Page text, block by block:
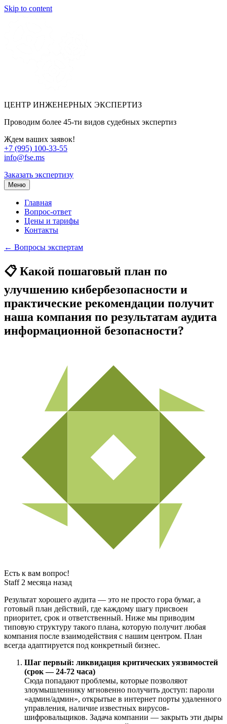
Skip to content
ЦЕНТР ИНЖЕНЕРНЫХ ЭКСПЕРТИЗ
Проводим более 45-ти видов судебных экспертиз
Ждем ваших заявок!
+7 (995) 100-33-55
info@fse.ms
Заказать экспертизу
Меню
Главная
Вопрос-ответ
Цены и тарифы
Контакты
← Вопросы экспертам
📋 Какой пошаговый план по
улучшению кибербезопасности и
практические рекомендации получит
наша компания по результатам аудита
информационной безопасности?
Есть к вам вопрос!
Staff2 месяца назад
Результат хорошего аудита — это не просто гора бумаг, а
готовый план действий, где каждому шагу присвоен
приоритет, срок и ответственный. Ниже мы приводим
типовую структуру такого плана, которую получит любая
компания после взаимодействия с нашим центром. План
всегда адаптируется под конкретный бизнес.
Шаг первый: ликвидация критических уязвимостей
(срок — 24-72 часа)
Сюда попадают проблемы, которые позволяют
злоумышленнику мгновенно получить доступ: пароли
«админ/админ», открытые в интернет порты удаленного
управления, наличие известных вирусов-
шифровальщиков. Задача компании — закрыть эти дыры